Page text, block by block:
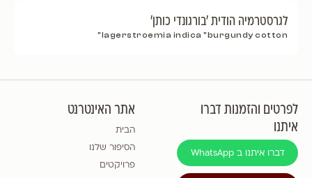
לגרסטרמיה הודית 'בורגונדי כותן'
lagerstroemia indica "burgundy cotton"
לפרטים והזמנות דברו
איתנו
דברו איתנו ב WhatsApp
אתר האינטרנט
הבית
הסיפור שלנו
פרויקטים